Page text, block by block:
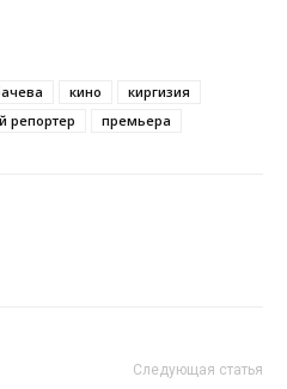
кино
киргизия
репортер премьера
Следующая статья